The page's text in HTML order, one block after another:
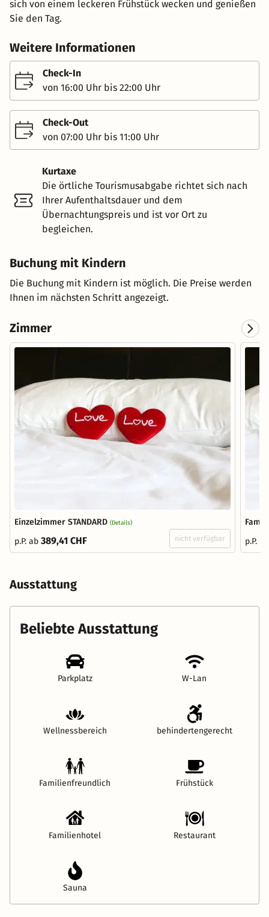
sich von einem leckeren Frühstück wecken und genießen
Sie den Tag.
Weitere Informationen
Check-In
von 16:00 Uhr bis 22:00 Uhr
Check-Out
von 07:00 Uhr bis 11:00 Uhr
Kurtaxe
Die örtliche Tourismusabgabe richtet sich nach
Ihrer Aufenthaltsdauer und dem
Übernachtungspreis und ist vor Ort zu
begleichen.
Buchung mit Kindern
Die Buchung mit Kindern ist möglich. Die Preise werden
Ihnen im nächsten Schritt angezeigt.
Zimmer
Einzelzimmer STANDARD (Details)
p.P. ab 389,41 CHF nicht verfügbar
p.P.
Ausstattung
Beliebte Ausstattung
Parkplatz W-Lan
Wellnessbereich behindertengerecht
Familienfreundlich Frühstück
Familienhotel Restaurant
Sauna